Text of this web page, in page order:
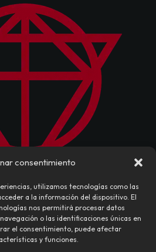
consentimiento
utilizamos tecnologías como las
a la información del dispositivo. El
nos permitirá procesar datos
o las identificaciones únicas en
el consentimiento, puede afectar
y funciones.